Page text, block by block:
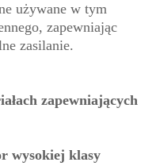
używane w tym
zapewniając
zasilanie.
zapewniających
wysokiej klasy